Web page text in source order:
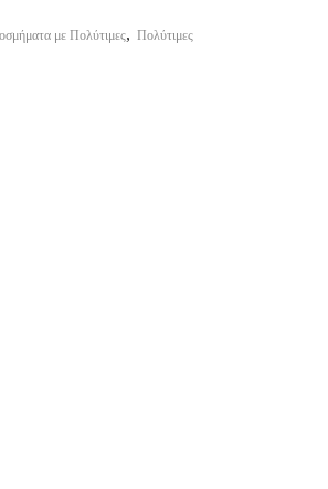
με Πολύτιμες, Πολύτιμες